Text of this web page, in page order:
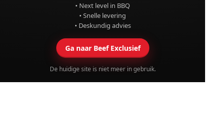
• Next level in BBQ
• Snelle levering
• Deskundig advies
Ga naar Beef Exclusief
De huidige site is niet meer in gebruik.